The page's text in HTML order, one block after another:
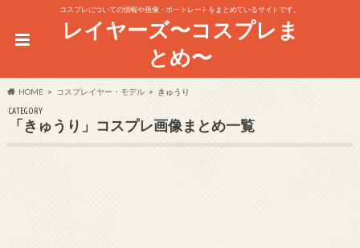
コスプレについての情報や画像・ポートレートをまとめているサイトです。
レイヤーズ〜コスプレま
とめ〜
HOME コスプレイヤー・モデル きゅうり
CATEGORY
「きゅうり」コスプレ画像まとめ一覧